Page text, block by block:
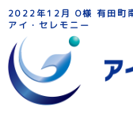
2022年12月 O様 有田町
アイ・セレモニー